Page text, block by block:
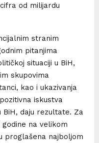
od milijardu
stranim
pitanjima
situaciji u BiH,
skupovima
kao i ukazivanja
iskustva
daju rezultate. Za
na velikom
proglašena najboljom